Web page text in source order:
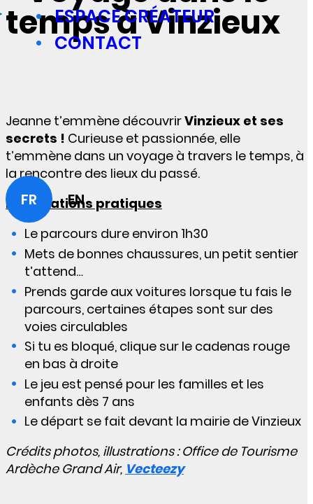
ESPACE CRÉATEUR
CONTACT
FR EN
temps à Vinzieux
Jeanne t’emmène découvrirVinzieux et ses
secrets ! Curieuse et passionnée, elle
t’emmène dans un voyage à travers le temps, à
la rencontre des lieux du passé.
Informations pratiques
Le parcours dure environ 1h30
Mets de bonnes chaussures, un petit sentier
t’attend…
Prends garde aux voitures lorsque tu fais le
parcours, certaines étapes sont sur des
voies circulables
Si tu es bloqué, clique sur le cadenas rouge
en bas à droite
Le jeu est pensé pour les familles et les
enfants dès 7 ans
Le départ se fait devant la mairie de Vinzieux
Crédits photos, illustrations : Office de Tourisme
Ardèche Grand Air, Vecteezy